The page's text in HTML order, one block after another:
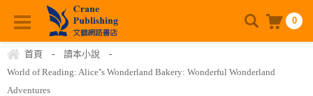
0
首頁 - 讀本小說
-
World of Reading: Alice''s Wonderland Bakery: Wonderful Wonderland
Adventures